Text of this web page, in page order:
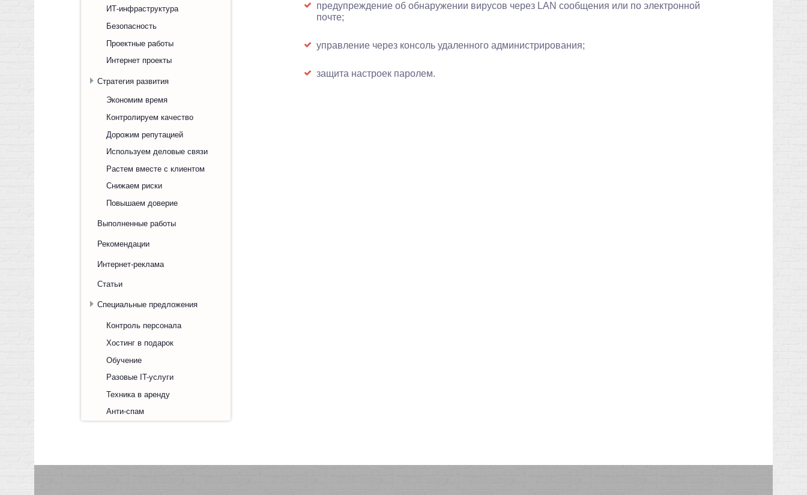
предупреждение об обнаружении вирусов через LAN сообщения или по электронной
почте;
управление через консоль удаленного администрирования;
защита настроек паролем.
ИТ-инфраструктура
Безопасность
Проектные работы
Интернет проекты
Стратегия развития
Экономим время
Контролируем качество
Дорожим репутацией
Используем деловые связи
Растем вместе с клиентом
Снижаем риски
Повышаем доверие
Выполненные работы
Рекомендации
Интернет-реклама
Статьи
Специальные предложения
Контроль персонала
Хостинг в подарок
Обучение
Разовые IT-услуги
Техника в аренду
Анти-спам